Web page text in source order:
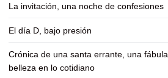
La invitación, una noche de confesiones
El día D, bajo presión
Crónica de una santa errante, una
belleza en lo cotidiano